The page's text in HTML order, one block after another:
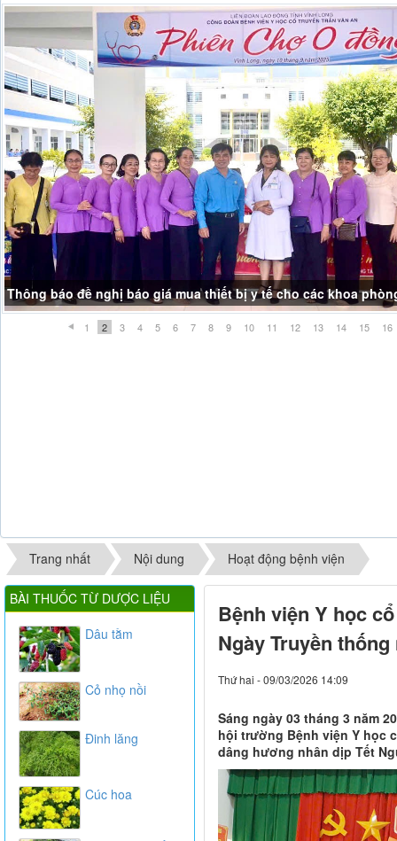
Thông báo đề nghị báo giá mua thiết bị y tế cho các khoa
1 2 3 4 5 6 7 8 9 10 11 12 13 14 15 16
Trang nhất Nội dung Hoạt động bệnh viện
Bệnh viện Y học
Ngày Truyền
Thứ hai - 09/03/2026 14:09
Sáng ngày 03 tháng 3 năm
hội trường Bệnh viện Y học
dâng hương nhân dịp Tết
BÀI THUỐC TỪ DƯỢC LIỆU
Dâu tằm
Cỏ nhọ nồi
Đinh lăng
Cúc hoa